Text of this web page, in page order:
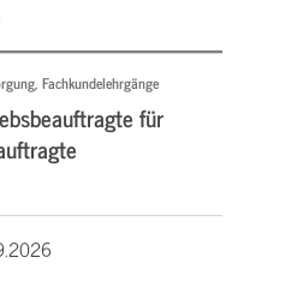
Fachkundelehrgänge
für